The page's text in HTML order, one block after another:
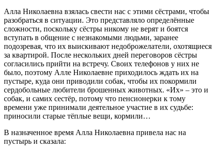
Алла Николаевна взялась свести нас с этими сёстрами, чтобы
разобраться в ситуации. Это представляло определённые
сложности, поскольку сёстры никому не верят и боятся
вступать в общение с незнакомыми людьми, заранее
подозревая, что их выискивают недоброжелатели, охотящиеся
за квартирой. После нескольких дней переговоров сёстры
согласились прийти на встречу. Своих телефонов у них не
было, поэтому Алле Николаевне приходилось ждать их на
пустыре, куда они приводили собак, чтобы их покормили
сердобольные любители брошенных животных. «Их» – это и
собак, и самих сестёр, потому что пенсионерки к тому
времени уже принимали деятельное участие в их судьбе:
приносили старые тёплые вещи, кормили…
В назначенное время Алла Николаевна привела нас на
пустырь и сказала: